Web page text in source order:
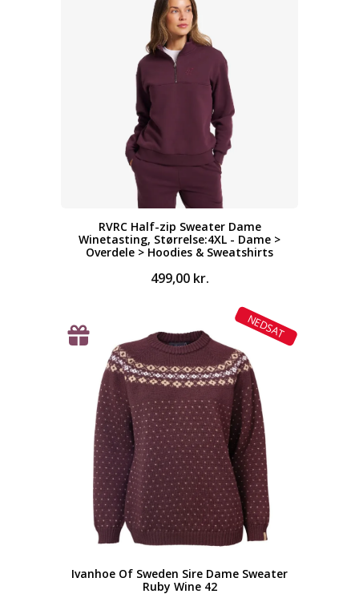
RVRC Half-zip Sweater Dame
Winetasting, Størrelse:4XL - Dame >
Overdele > Hoodies & Sweatshirts
499,00 kr.
NEDSAT
Ivanhoe Of Sweden Sire Dame Sweater
Ruby Wine 42